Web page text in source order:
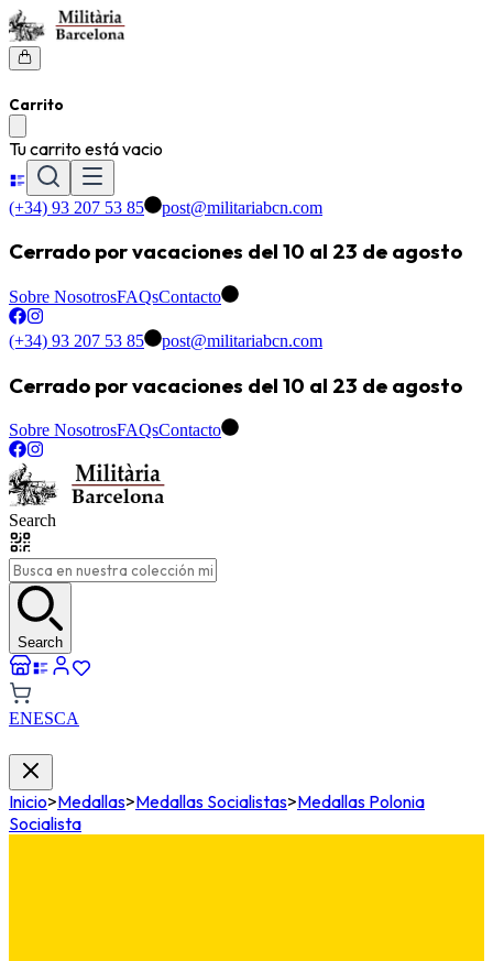
Carrito
Tu carrito está vacio
(+34) 93 207 53 85 post@militariabcn.com
Cerrado por vacaciones del 10 al 23 de agosto
Sobre NosotrosFAQsContacto
(+34) 93 207 53 85 post@militariabcn.com
Cerrado por vacaciones del 10 al 23 de agosto
Sobre NosotrosFAQsContacto
Search
Search
ENESCA
Inicio>Medallas>Medallas Socialistas>Medallas Polonia
Socialista